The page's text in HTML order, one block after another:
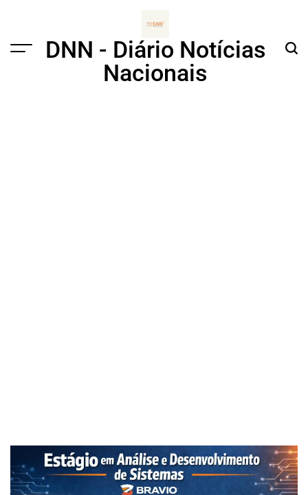
Menu
DNN - Diário Notícias
Nacionais